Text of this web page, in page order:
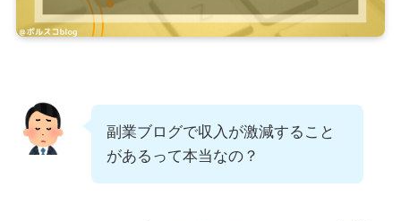
副業ブログで収入が激減すること
があるって本当なの？